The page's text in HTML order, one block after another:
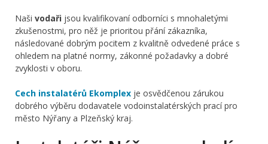
Naši vodaři jsou kvalifikovaní odborníci s mnohaletými
zkušenostmi, pro něž je prioritou přání zákazníka,
následované dobrým pocitem z kvalitně odvedené práce s
ohledem na platné normy, zákonné požadavky a dobré
zvyklosti v oboru.
Cech instalatérů Ekomplex je osvědčenou zárukou
dobrého výběru dodavatele vodoinstalatérských prací pro
město Nýřany a Plzeňský kraj.